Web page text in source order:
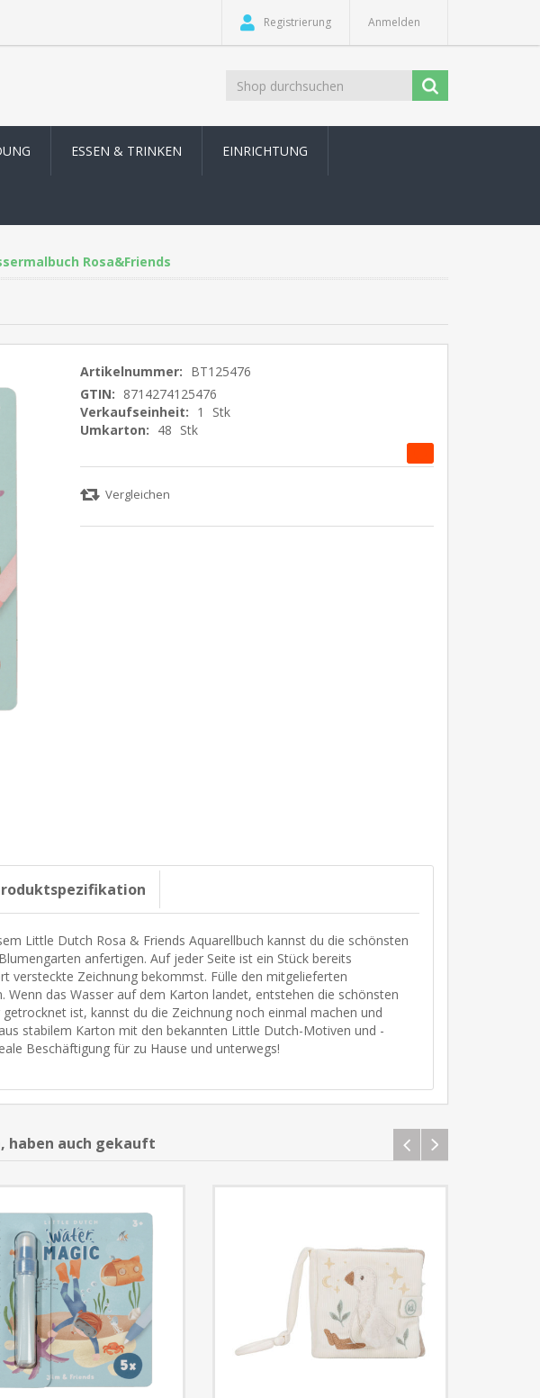
Registrierung Anmelden
ESSEN & TRINKEN EINRICHTUNG
Rosa&Friends
Artikelnummer: BT125476
GTIN: 8714274125476
Verkaufseinheit: 1
Stk
Umkarton: 48 Stk
Little Dutch Rosa & Friends Aquarellbuch kannst du die schönsten
anfertigen. Auf jeder Seite ist ein Stück bereits
versteckte Zeichnung bekommst. Fülle den mitgelieferten
Wenn das Wasser auf dem Karton landet, entstehen die schönsten
ist, kannst du die Zeichnung noch einmal machen und
stabilem Karton mit den bekannten Little Dutch-Motiven und -
Beschäftigung für zu Hause und unterwegs!
haben auch gekauft